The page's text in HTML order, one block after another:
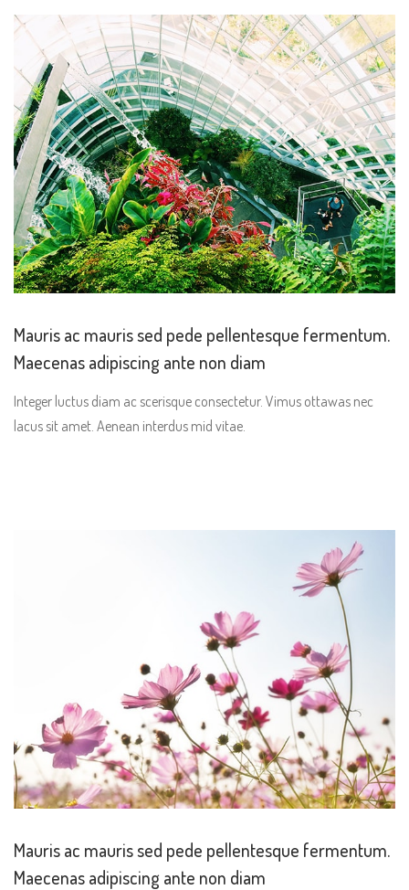
Mauris ac mauris sed pede pellentesque fermentum.
Maecenas adipiscing ante non diam
Integer luctus diam ac scerisque consectetur. Vimus ottawas nec
lacus sit amet. Aenean interdus mid vitae.
Mauris ac mauris sed pede pellentesque fermentum.
Maecenas adipiscing ante non diam